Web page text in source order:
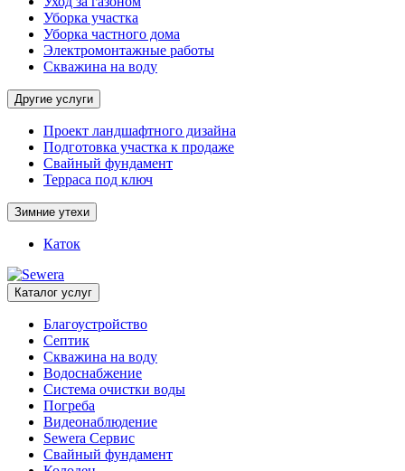
Уборка участка
Уборка частного дома
Электромонтажные работы
Скважина на воду
Другие услуги
Проект ландшафтного дизайна
Подготовка участка к продаже
Свайный фундамент
Терраса под ключ
Зимние утехи
Каток
Каталог услуг
Благоустройство
Септик
Скважина на воду
Водоснабжение
Система очистки воды
Погреба
Видеонаблюдение
Sewera Сервис
Свайный фундамент